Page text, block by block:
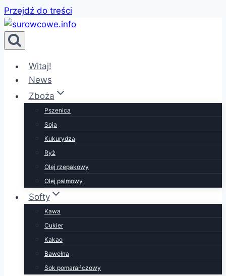
Przejdź do treści
Witaj!
News
Zboża
Pszenica
Soja
Kukurydza
Ryż
Olej rzepakowy
Olej palmowy
Softy
Kawa
Cukier
Kakao
Bawełna
Sok pomarańczowy